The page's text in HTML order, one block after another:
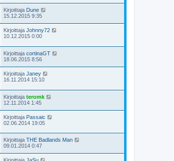
Kirjoittaja Dune
15.12.2015 9:35
Kirjoittaja Johnny72
10.12.2015 0:00
Kirjoittaja cortinaGT
18.06.2015 8:56
Kirjoittaja Janey
16.11.2014 15:10
Kirjoittaja teromk
12.11.2014 1:45
Kirjoittaja Passaic
02.06.2014 19:05
Kirjoittaja THE Badlands Man
09.01.2014 0:47